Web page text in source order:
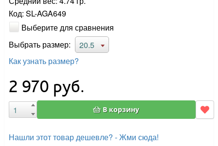
Код: SL-AGA649
Выберите для сравнения
Выбрать размер:
20.5
Как узнать размер?
2 970 руб.
В корзину
Нашли этот товар дешевле? - Жми сюда!